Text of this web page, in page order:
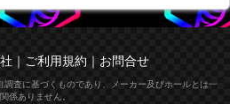
｜ ご利用規約 ｜ お問合せ
査に基づくものであり、メーカー及びホールとは一
係ありません。